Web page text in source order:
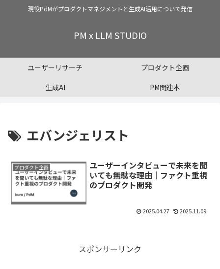
現役PdMがプロダクトマネジメントと生成AI活用について発信
PM x LLM STUDIO
ユーザーリサーチ
プロダクト企画
生成AI
PM関連本
エバンジェリスト
プロダクト企画
ユーザーインタビューで未来を聞
いても無駄な理由｜ファクト重視
のプロダクト開発
2025.04.27 2025.11.09
スポンサーリンク